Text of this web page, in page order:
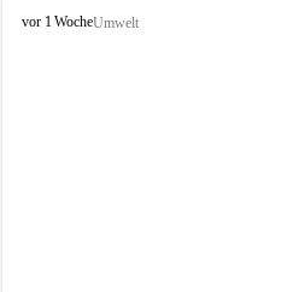
V
vor 1 WocheUmwelt